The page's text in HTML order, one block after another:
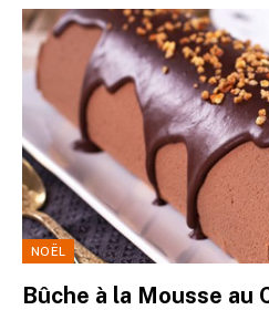
NOËL
Bûche à la Mousse au